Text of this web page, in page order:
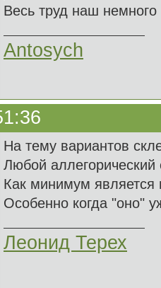
Весь труд наш
Antosych
На тему вариантов
Любой аллегорический
Как минимум является
Особенно когда "оно"
Леонид Терех